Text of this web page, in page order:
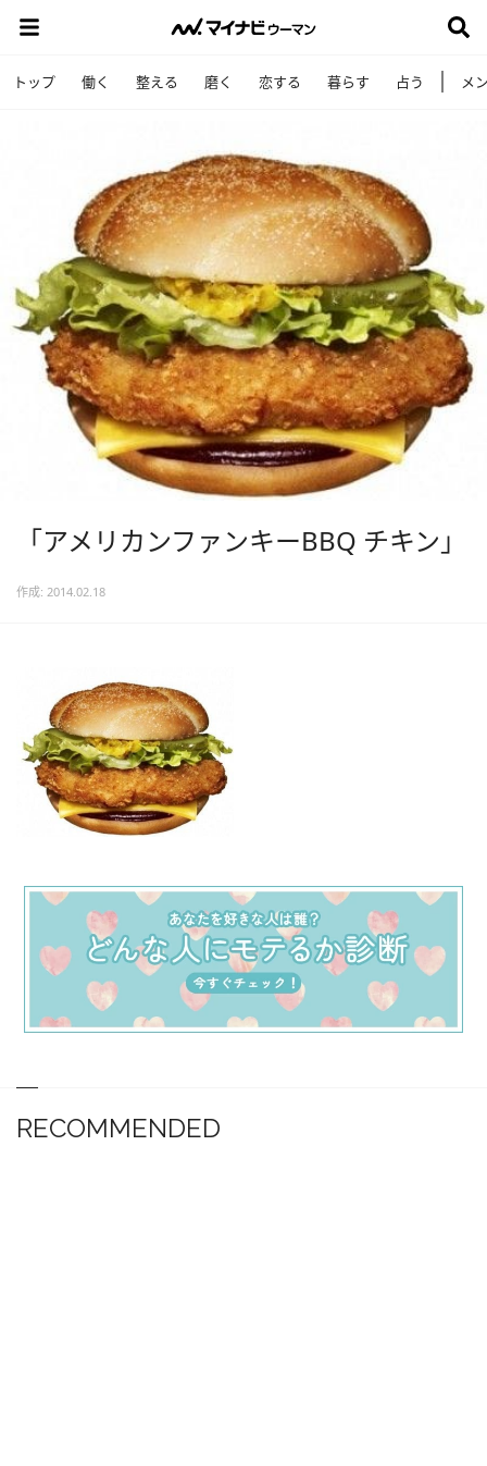
トップ 働く 整える 磨く 恋する 暮らす 占う メ
「アメリカンファンキーBBQ チキン」
作成: 2014.02.18
RECOMMENDED